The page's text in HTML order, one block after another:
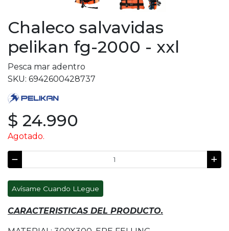
Chaleco salvavidas
pelikan fg-2000 - xxl
Pesca mar adentro
SKU: 6942600428737
$ 24.990
Agotado.
Avísame Cuando LLegue
CARACTERISTICAS DEL PRODUCTO.